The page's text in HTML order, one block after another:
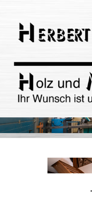
ÜBER UNS
LEISTUNGEN
IMPRESSUM
DATENSCHUTZ